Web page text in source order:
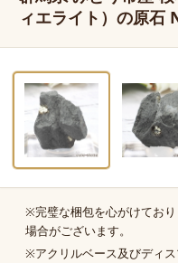
ィエライト）の原石
‹
商品の補足
※完璧な梱包を心がけてお
場合がございます。
※アクリルベース及びディ